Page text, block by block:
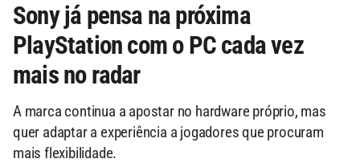
Sony já pensa na próxima
PlayStation com o PC cada vez
mais no radar
A marca continua a apostar no hardware próprio, mas
quer adaptar a experiência a jogadores que procuram
mais flexibilidade.